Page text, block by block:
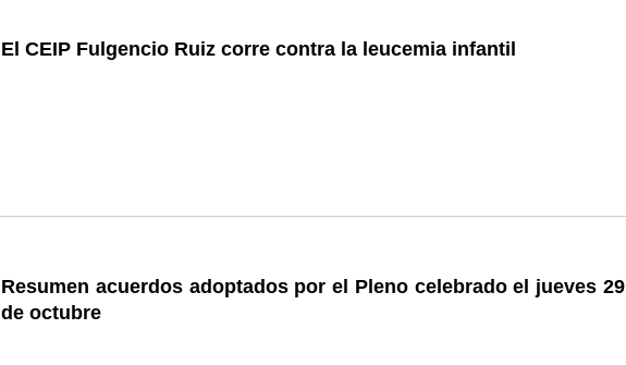
El CEIP Fulgencio Ruiz corre contra la leucemia infantil
Resumen acuerdos adoptados por el Pleno celebrado el jueves 29
de octubre